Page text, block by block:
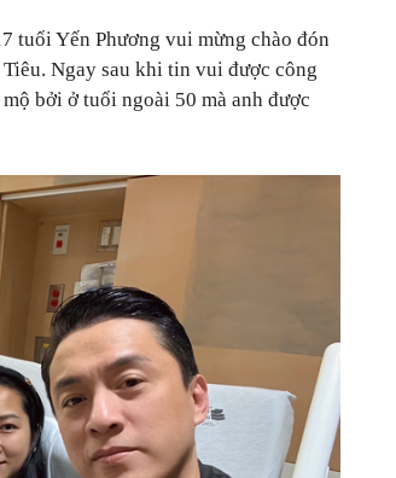
tuổi Yến Phương vui mừng chào đón
Ngay sau khi tin vui được công
bởi ở tuổi ngoài 50 mà anh được